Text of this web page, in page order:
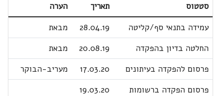
סטטוס תאריך
הערה
עמידה בתנאי סף/קליטה
28.04.19
מבאת
החלטה בדיון בהפקדה
20.08.19
מבאת
פרסום להפקדה בעיתונים
17.03.20
מעריב-הבוקר
פרסום הפקדה ברשומות
19.03.20